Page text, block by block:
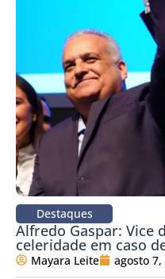
Destaques
Alfredo Gaspar: Vice
celeridade em caso
Mayara Leite agosto 7,